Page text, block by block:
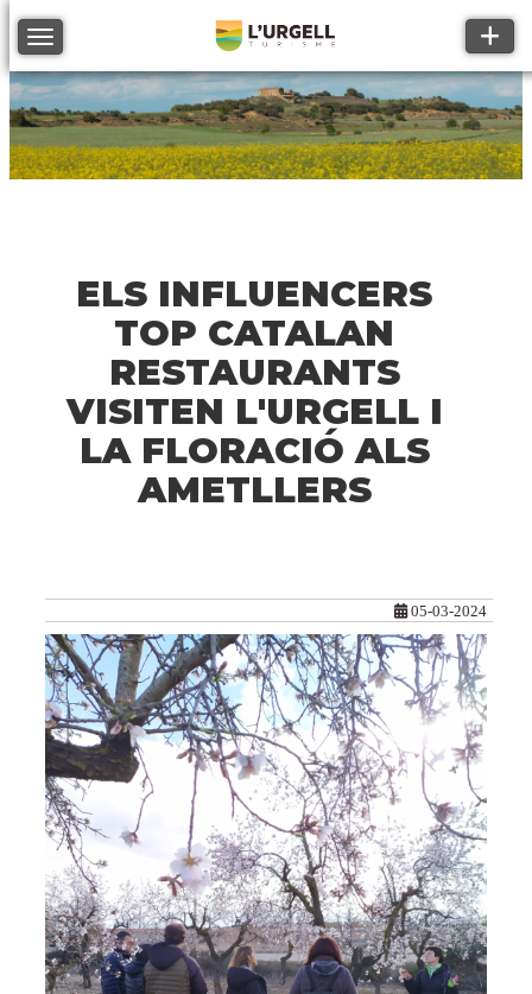
Toggle navigation
ELS INFLUENCERS
TOP CATALAN
RESTAURANTS
VISITEN L'URGELL I
LA FLORACIÓ ALS
AMETLLERS
05-03-2024